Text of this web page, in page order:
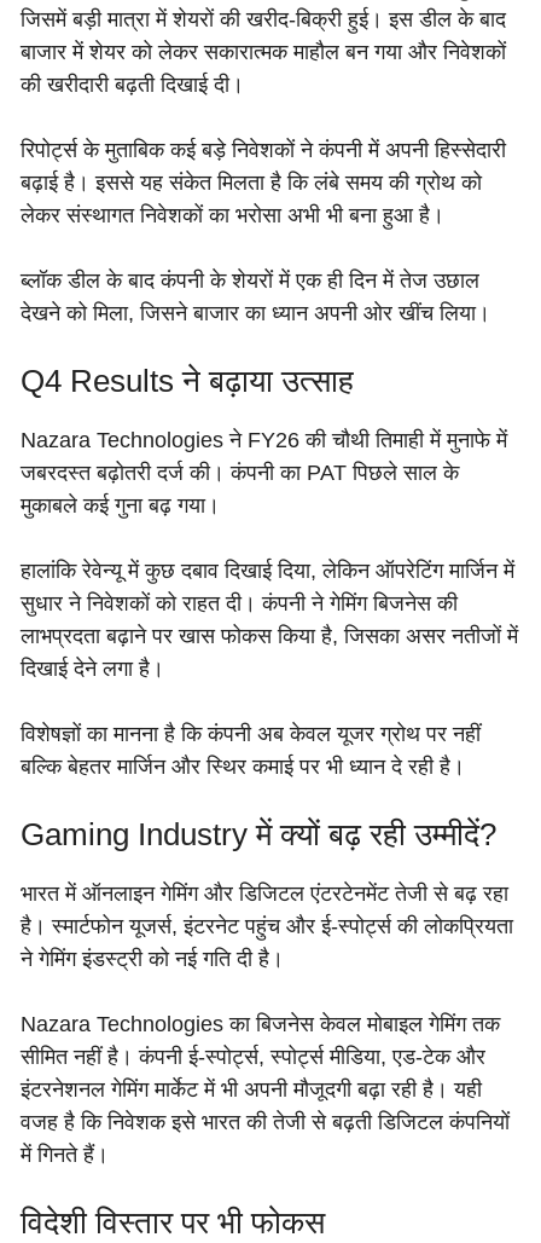
जिसमें बड़ी मात्रा में शेयरों की खरीद-बिक्री हुई। इस डील के बाद
बाजार में शेयर को लेकर सकारात्मक माहौल बन गया और निवेशकों
की खरीदारी बढ़ती दिखाई दी।
रिपोर्ट्स के मुताबिक कई बड़े निवेशकों ने कंपनी में अपनी हिस्सेदारी
बढ़ाई है। इससे यह संकेत मिलता है कि लंबे समय की ग्रोथ को
लेकर संस्थागत निवेशकों का भरोसा अभी भी बना हुआ है।
ब्लॉक डील के बाद कंपनी के शेयरों में एक ही दिन में तेज उछाल
देखने को मिला, जिसने बाजार का ध्यान अपनी ओर खींच लिया।
Q4 Results ने बढ़ाया उत्साह
Nazara Technologies ने FY26 की चौथी तिमाही में मुनाफे में
जबरदस्त बढ़ोतरी दर्ज की। कंपनी का PAT पिछले साल के
मुकाबले कई गुना बढ़ गया।
हालांकि रेवेन्यू में कुछ दबाव दिखाई दिया, लेकिन ऑपरेटिंग मार्जिन में
सुधार ने निवेशकों को राहत दी। कंपनी ने गेमिंग बिजनेस की
लाभप्रदता बढ़ाने पर खास फोकस किया है, जिसका असर नतीजों में
दिखाई देने लगा है।
विशेषज्ञों का मानना है कि कंपनी अब केवल यूजर ग्रोथ पर नहीं
बल्कि बेहतर मार्जिन और स्थिर कमाई पर भी ध्यान दे रही है।
Gaming Industry में क्यों बढ़ रही उम्मीदें?
भारत में ऑनलाइन गेमिंग और डिजिटल एंटरटेनमेंट तेजी से बढ़ रहा
है। स्मार्टफोन यूजर्स, इंटरनेट पहुंच और ई-स्पोर्ट्स की लोकप्रियता
ने गेमिंग इंडस्ट्री को नई गति दी है।
Nazara Technologies का बिजनेस केवल मोबाइल गेमिंग तक
सीमित नहीं है। कंपनी ई-स्पोर्ट्स, स्पोर्ट्स मीडिया, एड-टेक और
इंटरनेशनल गेमिंग मार्केट में भी अपनी मौजूदगी बढ़ा रही है। यही
वजह है कि निवेशक इसे भारत की तेजी से बढ़ती डिजिटल कंपनियों
में गिनते हैं।
विदेशी विस्तार पर भी फोकस